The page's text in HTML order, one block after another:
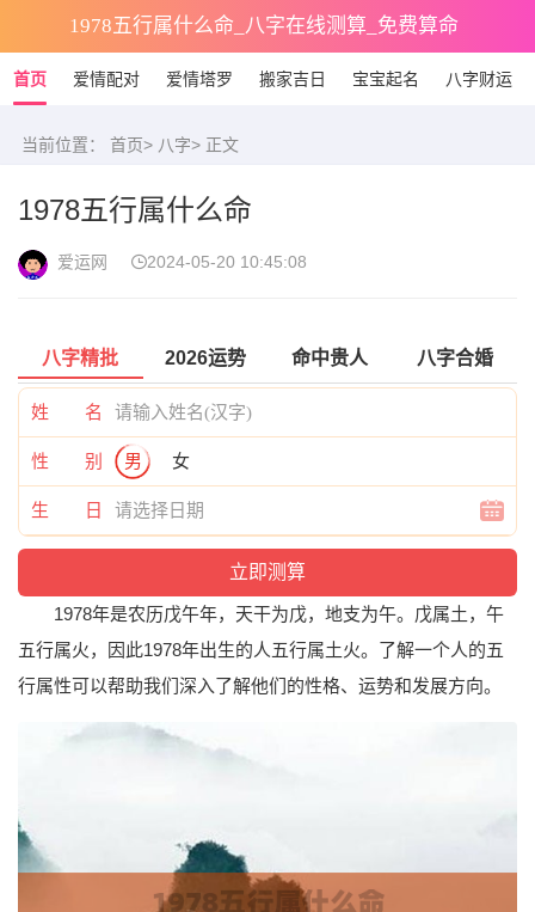
1978五行属什么命_八字在线测算_免费算命
首页 爱情配对 爱情塔罗 搬家吉日 宝宝起名 八字财运
当前位置： 首页> 八字> 正文
1978五行属什么命
爱运网 2024-05-20 10:45:08
八字精批 2026运势 命中贵人 八字合婚
姓 名
性 别 男 女
生 日
1978年是农历戊午年，天干为戊，地支为午。戊属土，午
五行属火，因此1978年出生的人五行属土火。了解一个人的五
行属性可以帮助我们深入了解他们的性格、运势和发展方向。